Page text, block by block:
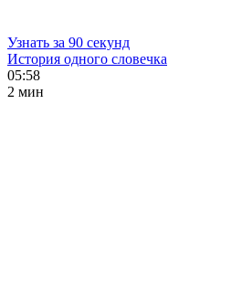
Узнать за 90 секунд
История одного словечка
05:58
2 мин